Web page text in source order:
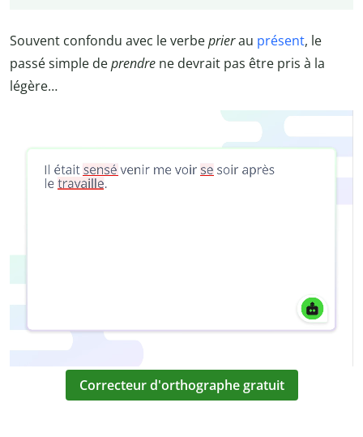
Souvent confondu avec le verbeprierau présent, le
passé simple deprendre ne devrait pas être pris à la
légère…
Correcteur d'orthographe gratuit